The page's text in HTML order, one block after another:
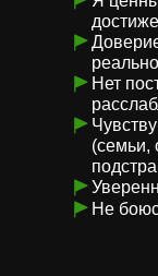
Нет
(семьи,
Не